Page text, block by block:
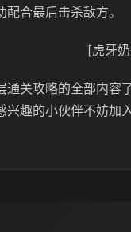
合最后击杀敌方。
[虎牙
通关攻略的全部内容
趣的小伙伴不妨加